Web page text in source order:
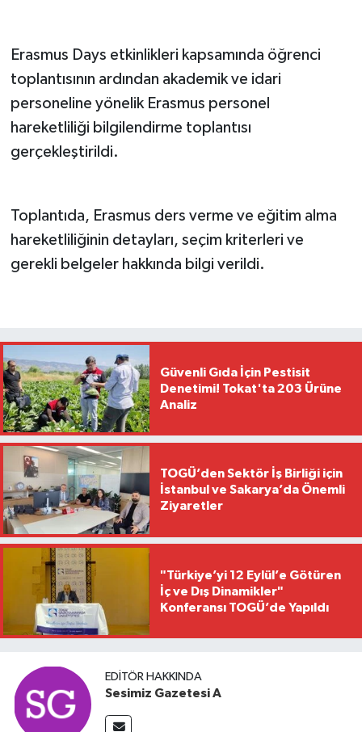
Erasmus Days etkinlikleri kapsamında öğrenci
toplantısının ardından akademik ve idari
personeline yönelik Erasmus personel
hareketliliği bilgilendirme toplantısı
gerçekleştirildi.
Toplantıda, Erasmus ders verme ve eğitim alma
hareketliliğinin detayları, seçim kriterleri ve
gerekli belgeler hakkında bilgi verildi.
Güvenli Gıda İçin Pestisit
Denetimi! Tokat'ta 203 Ürüne
Analiz
TOGÜ’den Sektör İş Birliği için
İstanbul ve Sakarya’da Önemli
Ziyaretler
"Türkiye’yi 12 Eylül’e Götüren
İç ve Dış Dinamikler"
Konferansı TOGÜ’de Yapıldı
EDITÖR HAKKINDA
Sesimiz Gazetesi A